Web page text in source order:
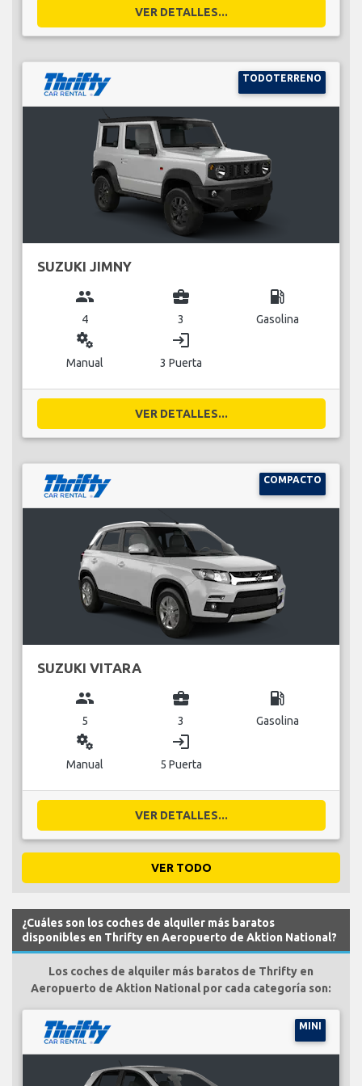
VER DETALLES...
TODOTERRENO
SUZUKI JIMNY
group
4
business_center
3
local_gas_station
Gasolina
miscellaneous_services
Manual
login
3 Puerta
VER DETALLES...
COMPACTO
SUZUKI VITARA
group
5
business_center
3
local_gas_station
Gasolina
miscellaneous_services
Manual
login
5 Puerta
VER DETALLES...
VER TODO
¿Cuáles son los coches de alquiler más baratos
disponibles en Thrifty en Aeropuerto de Aktion National?
Los coches de alquiler más baratos de Thrifty en
Aeropuerto de Aktion National por cada categoría son:
MINI